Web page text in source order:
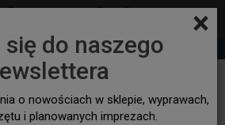
×
się do naszego
o nowościach w sklepie, wyprawach,
i planowanych imprezach.
sklep@bezasfaltu4x4.com